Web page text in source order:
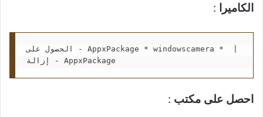
الكاميرا :
الحصول على - AppxPackage * windowscamera *  |
إزالة - AppxPackage
احصل على مكتب :